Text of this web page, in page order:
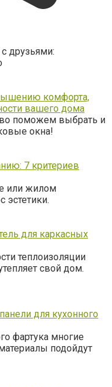
друзьями:
комфорта,
вашего дома
поможем выбрать и
окна!
7 критериев
или жилом
эстетики.
для каркасных
теплоизоляции
свой дом.
для кухонного
фартука многие
подойдут